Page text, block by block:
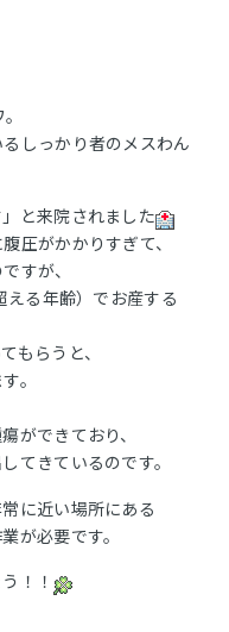
しっかり者のメスわん
と来院されました
圧がかかりすぎて、
すが、
る年齢）でお産する
もらうと、
。
ができており、
てきているのです。
に近い場所にある
が必要です。
！！